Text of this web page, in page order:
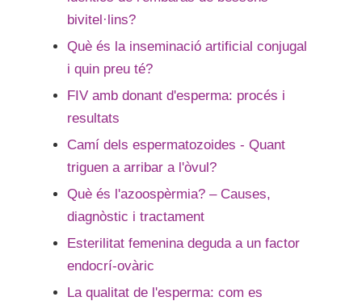
bivitel·lins?
Què és la inseminació artificial conjugal
i quin preu té?
FIV amb donant d'esperma: procés i
resultats
Camí dels espermatozoides - Quant
triguen a arribar a l'òvul?
Què és l'azoospèrmia? – Causes,
diagnòstic i tractament
Esterilitat femenina deguda a un factor
endocrí-ovàric
La qualitat de l'esperma: com es